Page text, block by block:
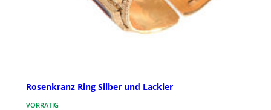
Rosenkranz Ring Silber und Lackier
VORRÄTIG